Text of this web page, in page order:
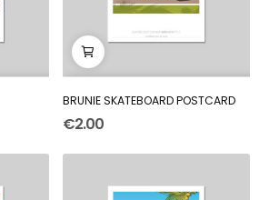
BRUNIE SKATEBOARD POSTCARD
€2.00